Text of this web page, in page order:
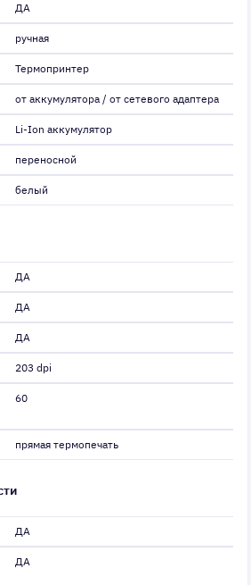
ДА
ручная
Термопринтер
от аккумулятора / от сетевого адаптера
Li-Ion аккумулятор
переносной
белый
ДА
ДА
ДА
203 dpi
60
прямая термопечать
ДА
ДА